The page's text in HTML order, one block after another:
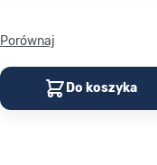
Porównaj
Do koszyka